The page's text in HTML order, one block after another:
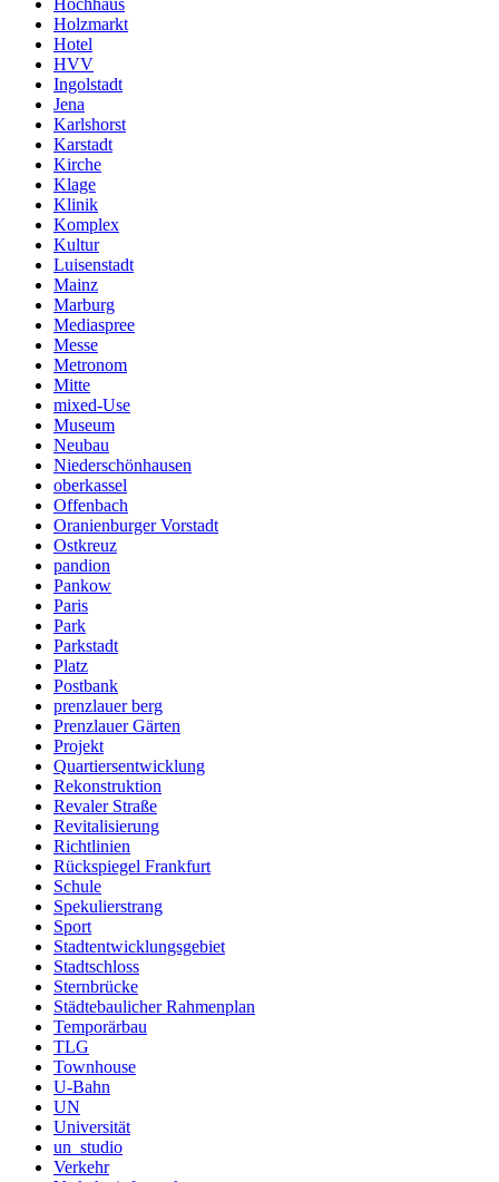
Holzmarkt
Hotel
HVV
Ingolstadt
Jena
Karlshorst
Karstadt
Kirche
Klage
Klinik
Komplex
Kultur
Luisenstadt
Mainz
Marburg
Mediaspree
Messe
Metronom
Mitte
mixed-Use
Museum
Neubau
Niederschönhausen
oberkassel
Offenbach
Oranienburger Vorstadt
Ostkreuz
pandion
Pankow
Paris
Park
Parkstadt
Platz
Postbank
prenzlauer berg
Prenzlauer Gärten
Projekt
Quartiersentwicklung
Rekonstruktion
Revaler Straße
Revitalisierung
Richtlinien
Rückspiegel Frankfurt
Schule
Spekulierstrang
Sport
Stadtentwicklungsgebiet
Stadtschloss
Sternbrücke
Städtebaulicher Rahmenplan
Temporärbau
TLG
Townhouse
U-Bahn
UN
Universität
un_studio
Verkehr